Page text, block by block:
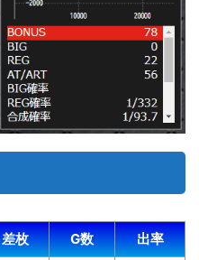
差枚 G数 出率